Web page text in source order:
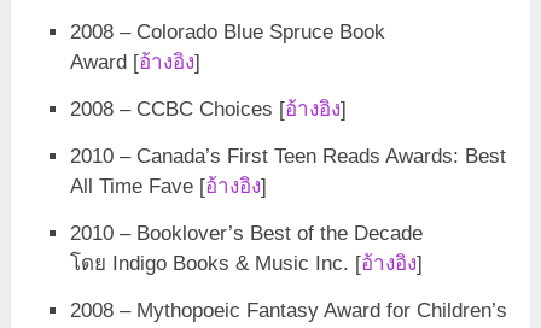
2008 – Colorado Blue Spruce Book
Award [อ้างอิง]
2008 – CCBC Choices [อ้างอิง]
2010 – Canada’s First Teen Reads Awards: Best
All Time Fave [อ้างอิง]
2010 – Booklover’s Best of the Decade
โดย Indigo Books & Music Inc. [อ้างอิง]
2008 – Mythopoeic Fantasy Award for Children’s